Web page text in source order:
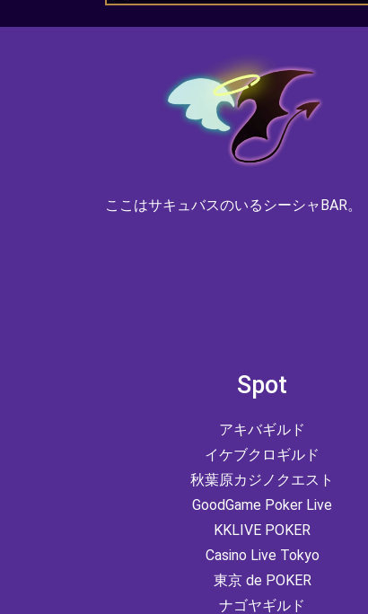
ここはサキュバスのいるシーシャBAR。
Spot
アキバギルド
イケブクロギルド
秋葉原カジノクエスト
GoodGame Poker Live
KKLIVE POKER
Casino Live Tokyo
東京 de POKER
ナゴヤギルド